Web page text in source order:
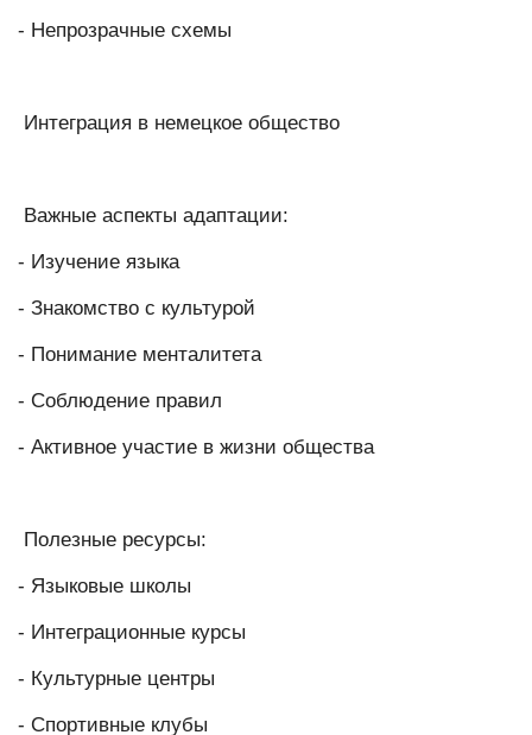
- Непрозрачные схемы
Интеграция в немецкое общество
Важные аспекты адаптации:
- Изучение языка
- Знакомство с культурой
- Понимание менталитета
- Соблюдение правил
- Активное участие в жизни общества
Полезные ресурсы:
- Языковые школы
- Интеграционные курсы
- Культурные центры
- Спортивные клубы